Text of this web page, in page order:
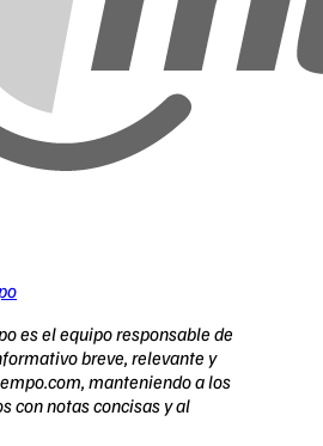
es el equipo responsable de
breve, relevante y
manteniendo a los
con notas concisas y al